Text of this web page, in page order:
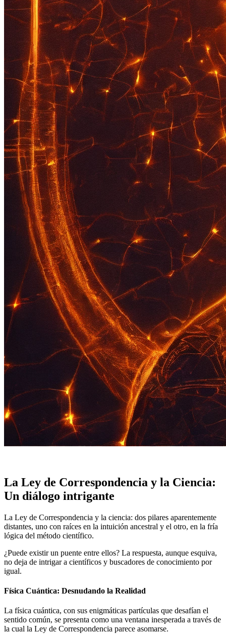
La Ley de Correspondencia y la Ciencia:
Un diálogo intrigante
La Ley de Correspondencia y la ciencia: dos pilares aparentemente
distantes, uno con raíces en la intuición ancestral y el otro, en la fría
lógica del método científico.
¿Puede existir un puente entre ellos? La respuesta, aunque esquiva,
no deja de intrigar a científicos y buscadores de conocimiento por
igual.
Física Cuántica: Desnudando la Realidad
La física cuántica, con sus enigmáticas partículas que desafían el
sentido común, se presenta como una ventana inesperada a través de
la cual la Ley de Correspondencia parece asomarse.